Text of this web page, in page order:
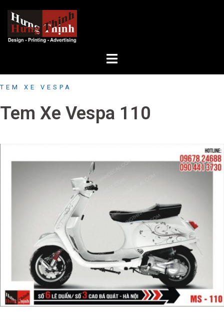
content
TEM XE VESPA
Tem Xe Vespa 110